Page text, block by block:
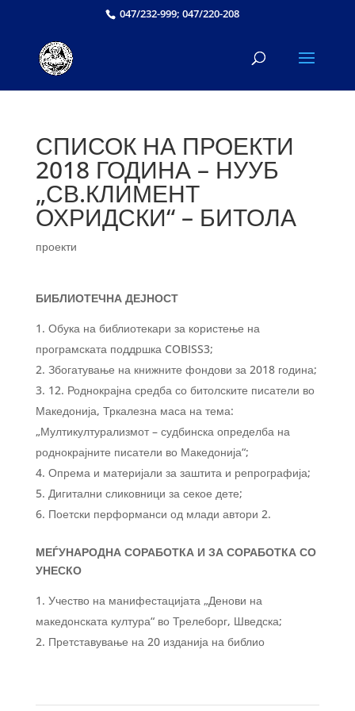
047/232-999; 047/220-208
СПИСОК НА ПРОЕКТИ
2018 ГОДИНА – НУУБ
„СВ.КЛИМЕНТ
ОХРИДСКИ“ – БИТОЛА
проекти
БИБЛИОТЕЧНА ДЕЈНОСТ
Обука на библиотекари за користење на
програмската поддршка COBISS3;
Збогатување на книжните фондови за 2018 година;
12. Роднокрајна средба со битолските писатели во
Македонија, Тркалезна маса на тема:
„Мултикултурализмот – судбинска определба на
роднокрајните писатели во Македонија“;
Опрема и материјали за заштита и репрографија;
Дигитални сликовници за секое дете;
Поетски перформанси од млади автори 2.
МЕЃУНАРОДНА СОРАБОТКА И ЗА СОРАБОТКА СО
УНЕСКО
Учество на манифестацијата „Денови на
македонската култура“ во Трелеборг, Шведска;
Претставување на 20 изданија на библио